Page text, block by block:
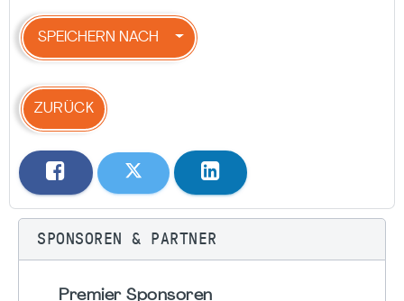
SPEICHERN NACH
ZURÜCK
SPONSOREN & PARTNER
Premier Sponsoren